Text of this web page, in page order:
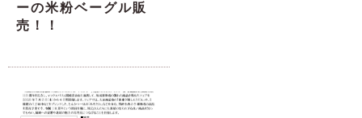
ーの米粉ベーグル販
売！！